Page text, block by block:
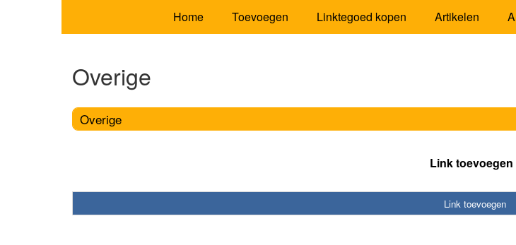
Home Toevoegen Linktegoed kopen Artikelen
Overige
Overige
Link toevoegen
Link toevoegen